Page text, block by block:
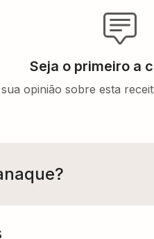
Seja o primeiro a
opinião sobre esta